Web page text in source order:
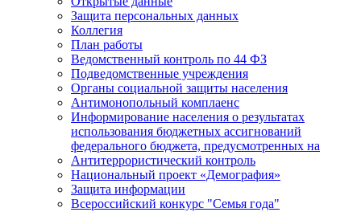
Защита персональных данных
Коллегия
План работы
Ведомственный контроль по 44 ФЗ
Подведомственные учреждения
Органы социальной защиты населения
Антимонопольный комплаенс
Информирование населения о результатах
использования бюджетных ассигнований
федерального бюджета, предусмотренных на
Антитеррористический контроль
Национальный проект «Демография»
Защита информации
Всероссийский конкурс "Семья года"